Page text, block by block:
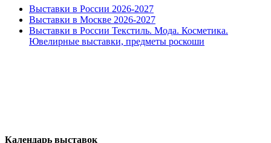
Выставки в России 2026-2027
Выставки в Москве 2026-2027
Выставки в России Текстиль. Мода. Косметика.
Ювелирные выставки, предметы роскоши
Календарь выставок